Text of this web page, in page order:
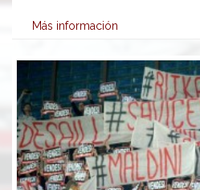
Más información